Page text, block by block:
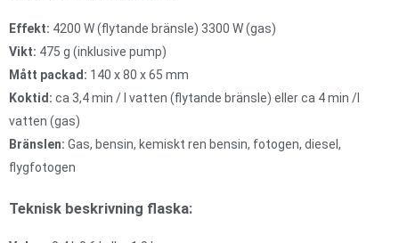
Effekt: 4200 W (flytande bränsle) 3300 W (gas)
Vikt: 475 g (inklusive pump)
Mått packad: 140 x 80 x 65 mm
Koktid: ca 3,4 min / l vatten (flytande bränsle) eller ca 4 min /l
vatten (gas)
Bränslen: Gas, bensin, kemiskt ren bensin, fotogen, diesel,
flygfotogen
Teknisk beskrivning flaska: